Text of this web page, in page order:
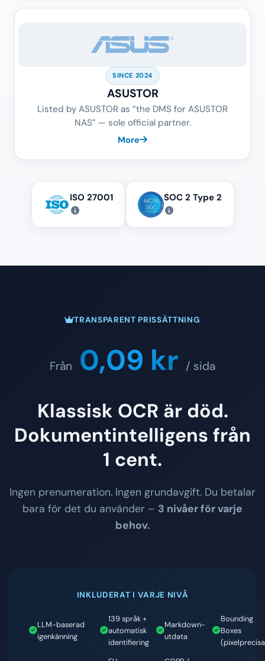
SINCE 2024
ASUSTOR
Listed by ASUSTOR as “the DMS for ASUSTOR
NAS” — sole official partner.
More
ISO 27001 SOC 2 Type 2
TRANSPARENT PRISSÄTTNING
Från 0,09 kr / sida
Klassisk OCR är död.
Dokumentintelligens från
1 cent.
Ingen prenumeration. Ingen grundavgift. Du betalar
bara för det du använder – 3 nivåer för varje
behov.
INKLUDERAT I VARJE NIVÅ
LLM-baserad
igenkänning
139 språk +
automatisk
identifiering
Markdown-
utdata
Bounding
Boxes